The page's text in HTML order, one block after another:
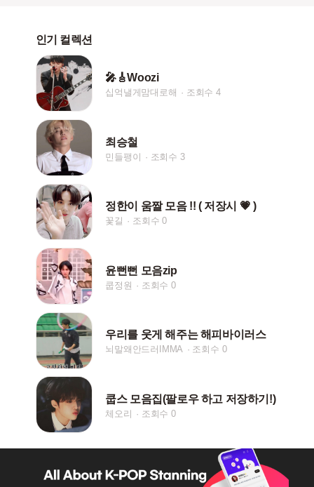
인기 컬렉션
🎤🎸Woozi
십억낼게맘대로해 조회수 4
최승철
민들팽이 조회수 3
정한이 움짤 모음 !! ( 저장시 💗 )
꽃길 조회수 0
윤뻔뻔 모음zip
쿱정원 조회수 0
우리를 웃게 해주는 해피바이러스
뇌말왜안드러IMMA 조회수 0
쿱스 모음집(팔로우 하고 저장하기!)
체오리 조회수 0